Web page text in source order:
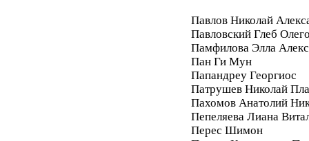
Павлов Николай
Павловский Глеб
Памфилова Элла
Пан Ги Мун
Папандреу Георгиос
Патрушев Николай
Пахомов Анатолий
Пепеляева Лиана
Перес Шимон